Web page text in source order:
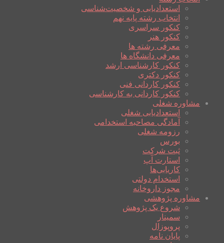
استعدادیابی و شخصیت‌شناسی
انتخاب رشته پایه نهم
کنکور سراسری
کنکور هنر
معرفی رشته ها
معرفی دانشگاه ها
کنکور کارشناسی ارشد
کنکور دکتری
کنکور کاردانی فنی
کنکور کاردانی به کارشناسی
مشاوره شغلی
استعدادیابی شغلی
آمادگی مصاحبه استخدامی
رزومه شغلی
بورس
ثبت شرکت
استارت آپ
کاریابی‌ها
استخدام دولتی
مجوز داروخانه
مشاوره پژوهشی
شروع یک پژوهش
سمینار
پروپوزال
پایان نامه